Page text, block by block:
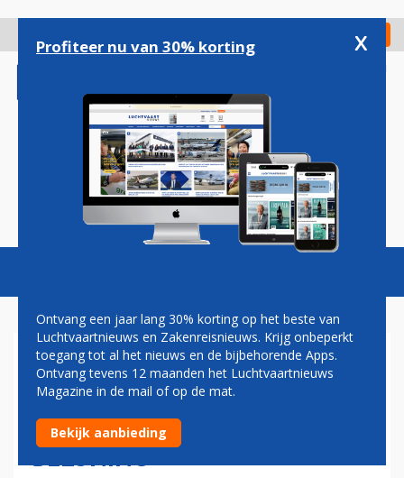
gaan
Check in
Magazine Podcasts Vacatures
ONDANKS BEZWAREN KRIJGT
AIR FRANCE-KLM-TOPMAN
SMITH TÓCH OMSTREDEN
BELONING
Profiteer nu van 30% korting x
Ontvang een jaar lang 30% korting op het beste van
Luchtvaartnieuws en Zakenreisnieuws. Krijg onbeperkt
toegang tot al het nieuws en de bijbehorende Apps.
Ontvang tevens 12 maanden het Luchtvaartnieuws
Magazine in de mail of op de mat.
Bekijk aanbieding